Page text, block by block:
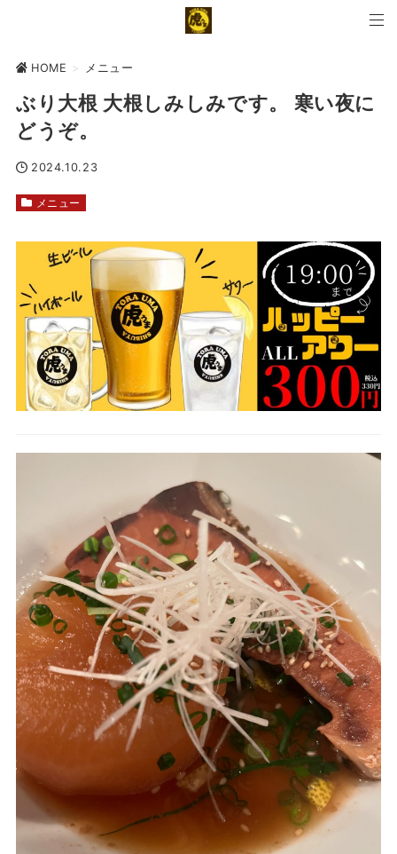
HOME > メニュー
ぶり大根 大根しみしみです。 寒い夜に
どうぞ。
2024.10.23
メニュー